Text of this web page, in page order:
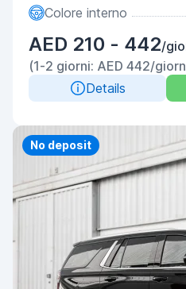
Colore interno
AED 210 - 442/
(1-2 giorni: AED 442/
Details
Priority
No deposit